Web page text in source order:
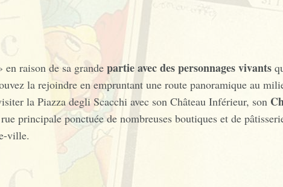
en raison de sa grande partie avec des personnages vivants
la rejoindre en empruntant une route panoramique au
la Piazza degli Scacchi avec son Château Inférieur, son
principale ponctuée de nombreuses boutiques et de
ville.